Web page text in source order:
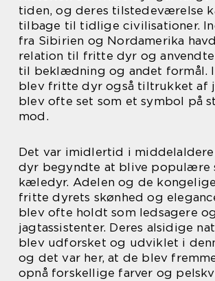
tiden, og deres tilstedeværelse
tilbage til tidlige civilisationer.
fra Sibirien og Nordamerika
relation til fritte dyr og anvendte
til beklædning og andet formål.
blev fritte dyr også tiltrukket af
blev ofte set som et symbol på
mod.
Det var imidlertid i
dyr begyndte at blive populære
kæledyr. Adelen og de
fritte dyrets skønhed og
blev ofte holdt som ledsagere og
jagtassistenter. Deres alsidige
blev udforsket og udviklet i
og det var her, at de blev
opnå forskellige farver og